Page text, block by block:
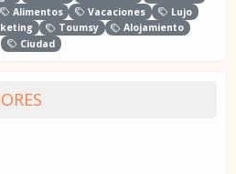
Alimentos Vacaciones
Lujo
Toumsy
Alojamiento
Ciudad